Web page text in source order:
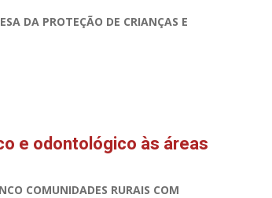
DA PROTEÇÃO DE CRIANÇAS E
e odontológico às áreas
COMUNIDADES RURAIS COM